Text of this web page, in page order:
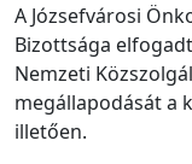
A Józsefvárosi
Bizottsága
Nemzeti
megállapodását a
illetően.